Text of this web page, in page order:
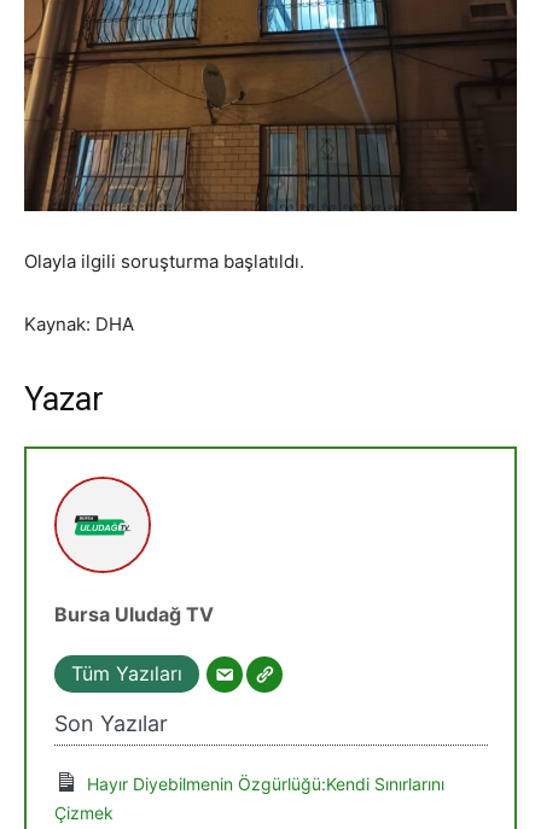
Olayla ilgili soruşturma başlatıldı.
Kaynak: DHA
Yazar
Bursa Uludağ TV
Tüm Yazıları
Son Yazılar
Hayır Diyebilmenin Özgürlüğü:Kendi Sınırlarını
Çizmek